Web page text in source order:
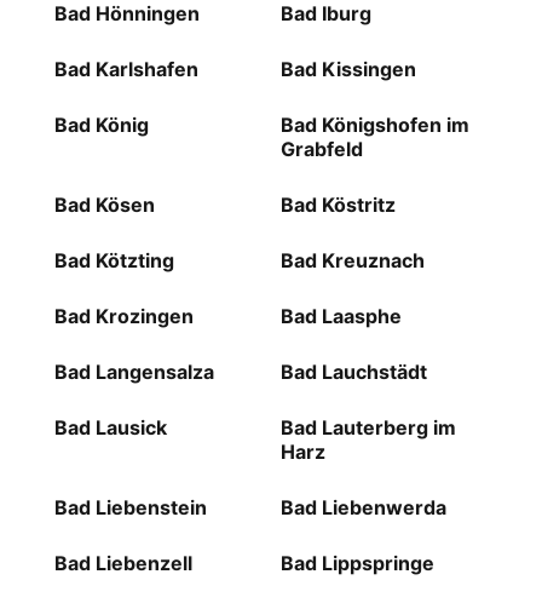
Bad Hönningen Bad Iburg
Bad Karlshafen Bad Kissingen
Bad König
Bad Königshofen im
Grabfeld
Bad Kösen Bad Köstritz
Bad Kötzting Bad Kreuznach
Bad Krozingen Bad Laasphe
Bad Langensalza Bad Lauchstädt
Bad Lausick
Bad Lauterberg im
Harz
Bad Liebenstein Bad Liebenwerda
Bad Liebenzell Bad Lippspringe